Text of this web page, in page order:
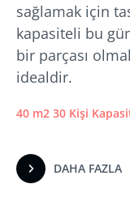
sağlamak için
kapasiteli bu
bir parçası
idealdir.
40 m2 30 Kişi
DAHA FAZLA